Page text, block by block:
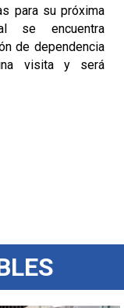
para su próxima
se encuentra
de dependencia
visita y será